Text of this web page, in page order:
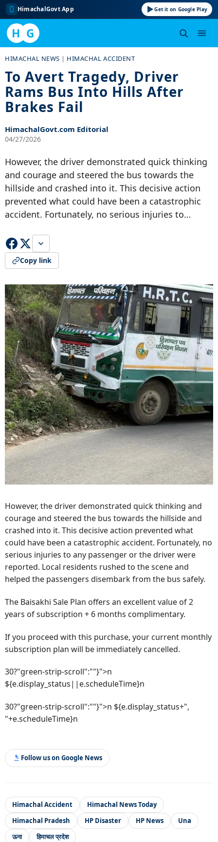
HimachalGovt App Get it on Google Play
H G
content
HIMACHAL NEWS | HIMACHAL ACCIDENT
To Avert Tragedy, Driver
Rams Bus Into Hills After
Brakes Fail
HimachalGovt.com Editorial
04/27/2026
However, the driver demonstrated quick thinking
and courage and steered the bus towards the
hillside and crashed into it. This decisive action
prevented what could have been a catastrophic
accident. Fortunately, no serious injuries to…
Copy link
However, the driver demonstrated quick thinking and
courage and steered the bus towards the hillside and
crashed into it. This decisive action prevented what
could have been a catastrophic accident. Fortunately, no
serious injuries to any passenger or the driver were
reported. Local residents rushed to the scene and
helped the passengers disembark from the bus safely.
The Baisakhi Sale Plan offers an excellent value of 2
years of subscription + 6 months complimentary.
If you proceed with this purchase, your current monthly
subscription plan will be immediately cancelled.
30?"green-strip-scroll":""}">n
${e.display_status||e.scheduleTime}n
30?"green-strip-scroll":""}">n ${e.display_status+",
"+e.scheduleTime}n
Follow us on Google News
Himachal Accident
Himachal News Today
Himachal Pradesh
HP Disaster HP News
Una
ऊना
हिमाचल प्रदेश